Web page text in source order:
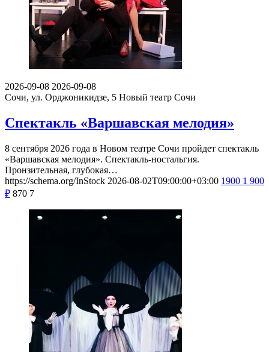
2026-09-08 2026-09-08
Сочи, ул. Орджоникидзе, 5 Новый театр Сочи
Спектакль «Варшавская мелодия»
8 сентября 2026 года в Новом театре Сочи пройдет спектакль
«Варшавская мелодия». Спектакль-ностальгия.
Пронзительная, глубокая…
https://schema.org/InStock 2026-08-02T09:00:00+03:00 1900 1 900
₽ 870 7